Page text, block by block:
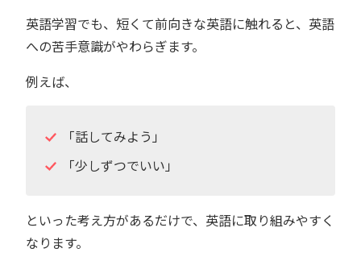
英語学習でも、短くて前向きな英語に触れると、英語
への苦手意識がやわらぎます。
例えば、
「話してみよう」
「少しずつでいい」
といった考え方があるだけで、英語に取り組みやすく
なります。